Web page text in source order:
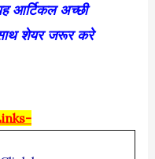
आर्टिकल अच्छी
साथ शेयर जरूर करे